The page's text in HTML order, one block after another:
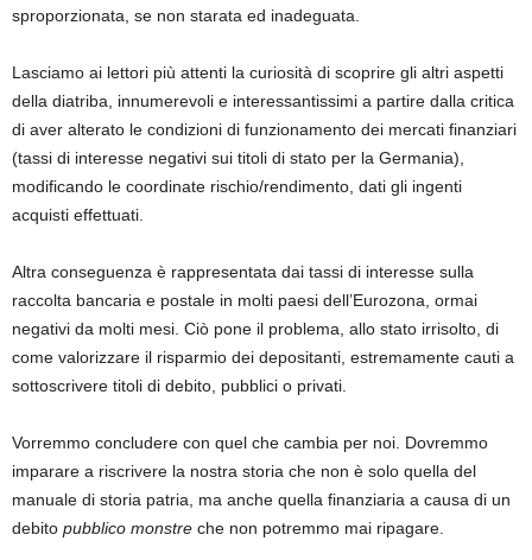
sproporzionata, se non starata ed inadeguata.
Lasciamo ai lettori più attenti la curiosità di scoprire gli altri aspetti
della diatriba, innumerevoli e interessantissimi a partire dalla critica
di aver alterato le condizioni di funzionamento dei mercati finanziari
(tassi di interesse negativi sui titoli di stato per la Germania),
modificando le coordinate rischio/rendimento, dati gli ingenti
acquisti effettuati.
Altra conseguenza è rappresentata dai tassi di interesse sulla
raccolta bancaria e postale in molti paesi dell’Eurozona, ormai
negativi da molti mesi. Ciò pone il problema, allo stato irrisolto, di
come valorizzare il risparmio dei depositanti, estremamente cauti a
sottoscrivere titoli di debito, pubblici o privati.
Vorremmo concludere con quel che cambia per noi. Dovremmo
imparare a riscrivere la nostra storia che non è solo quella del
manuale di storia patria, ma anche quella finanziaria a causa di un
debito pubblico monstre che non potremmo mai ripagare.